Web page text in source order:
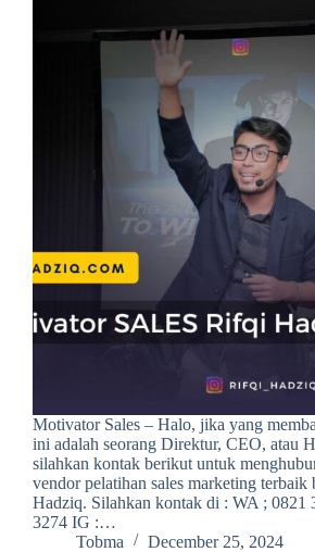
Motivator Sales – Halo, jika yang
ini adalah seorang Direktur, CEO, atau
silahkan kontak berikut untuk
vendor pelatihan sales marketing
Hadziq. Silahkan kontak di : WA ; 0821
3274 IG :…
Tobma
December 25, 2024